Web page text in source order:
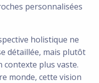
personnalisées
holistique ne
détaillée, mais plutôt
contexte plus vaste.
monde, cette vision